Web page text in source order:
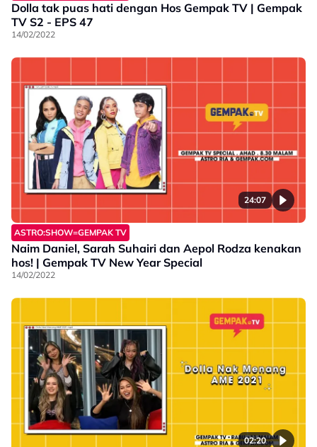
Dolla tak puas hati dengan Hos Gempak TV | Gempak
TV S2 - EPS 47
14/02/2022
24:07
ASTRO:SHOW=GEMPAK TV
Naim Daniel, Sarah Suhairi dan Aepol Rodza kenakan
hos! | Gempak TV New Year Special
14/02/2022
02:20